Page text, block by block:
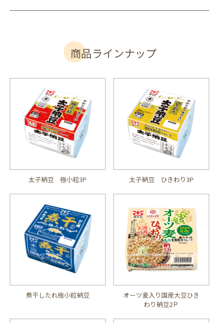
商品ラインナップ
太子納豆 極小粒3P 太子納豆 ひきわり3P
煮干したれ極小粒納豆
オーツ麦入り国産大豆ひき
わり納豆2Ｐ